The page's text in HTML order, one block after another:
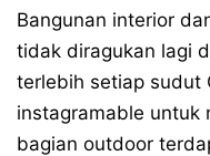
Bangunan interior
tidak diragukan lagi
terlebih setiap sudut
instagramable untuk
bagian outdoor